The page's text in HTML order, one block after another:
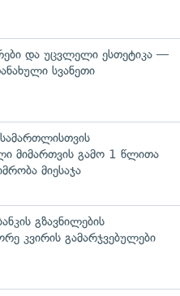
და უცვლელი ესთეტიკა —
სვანეთი
მიმართვის გამო 1 წლითა
მიესაჯა
გზავნილების
კვირის გამარჯვებულები